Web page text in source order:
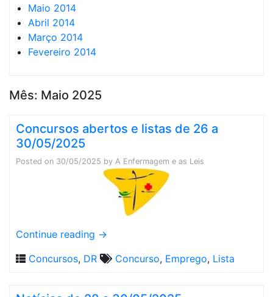
Maio 2014
Abril 2014
Março 2014
Fevereiro 2014
Mês: Maio 2025
Concursos abertos e listas de 26 a
30/05/2025
Posted on 30/05/2025 by A Enfermagem e as Leis
Continue reading →
Concursos, DR Concurso, Emprego, Lista